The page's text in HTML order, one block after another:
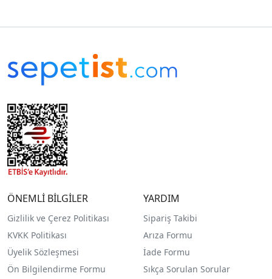
ÖNEMLİ BİLGİLER
Gizlilik ve Çerez Politikası
KVKK Politikası
Üyelik Sözleşmesi
Ön Bilgilendirme Formu
YARDIM
Sipariş Takibi
Arıza Formu
İade Formu
Sıkça Sorulan Sorular